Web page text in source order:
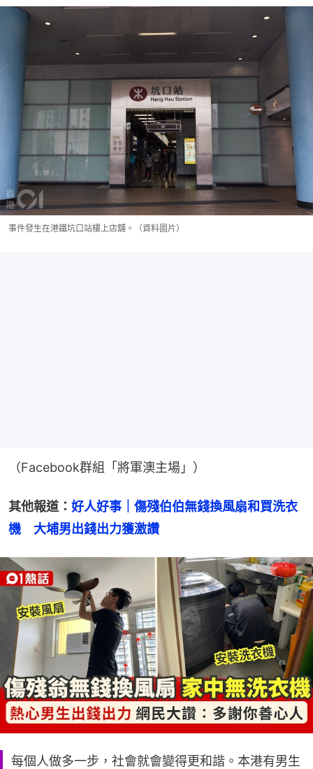
事件發生在港鐵坑口站樓上店舖。（資料圖片）
（Facebook群組「將軍澳主場」）
其他報道： 好人好事｜傷殘伯伯無錢換風扇和買洗衣
機　大埔男出錢出力獲激讚
每個人做多一步，社會就會變得更和諧。本港有男生